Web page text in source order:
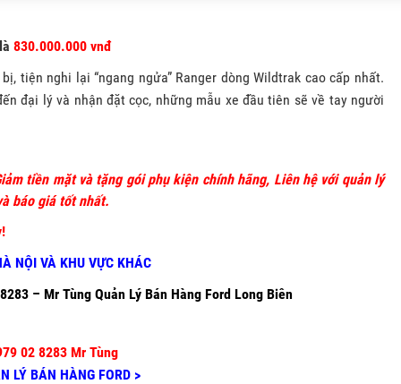
830.000.000 vnđ
tiện nghi lại “ngang ngửa” Ranger dòng Wildtrak cao cấp nhất.
đại lý và nhận đặt cọc, những mẫu xe đầu tiên sẽ về tay người
iảm tiền mặt và tặng gói phụ kiện chính hãng, Liên hệ với quản lý
báo giá tốt nhất.
NỘI VÀ KHU VỰC KHÁC
– Mr Tùng Quản Lý Bán Hàng Ford Long Biên
02 8283 Mr Tùng
LÝ BÁN HÀNG FORD >